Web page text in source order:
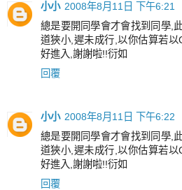
小小 2008年8月11日 下午6:21
總是要開同學會才會找到同學,
道狹小,遲未成行,以你估算若
好進入,謝謝啦!!衍如
回覆
小小 2008年8月11日 下午6:22
總是要開同學會才會找到同學,
道狹小,遲未成行,以你估算若
好進入,謝謝啦!!衍如
回覆